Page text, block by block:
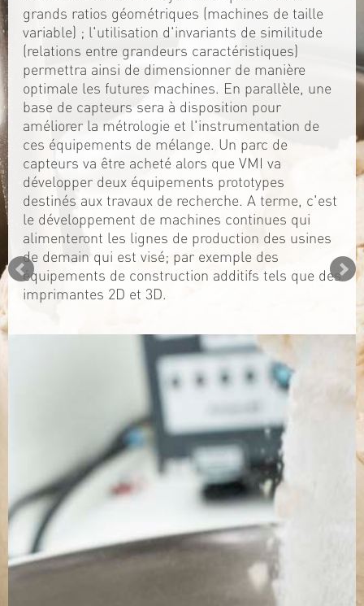
SITE WEB
TÉLÉCHARGEZ LA PLAQUETTE
Contact
Jérémy PRUVOST
grands ratios géométriques (machines de taille
variable) ; l'utilisation d'invariants de similitude
(relations entre grandeurs caractéristiques)
permettra ainsi de dimensionner de manière
optimale les futures machines. En parallèle, une
base de capteurs sera à disposition pour
améliorer la métrologie et l'instrumentation de
ces équipements de mélange. Un parc de
capteurs va être acheté alors que VMI va
développer deux équipements prototypes
destinés aux travaux de recherche. A terme, c'est
le développement de machines continues qui
alimenteront les lignes de production des usines
de demain qui est visé; par exemple des
équipements de construction additifs tels que des
imprimantes 2D et 3D.